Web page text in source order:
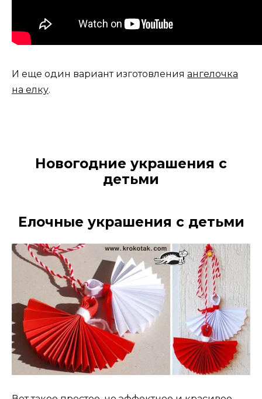
И еще один вариант изготовления ангелочка
на елку.
Новогодние украшения с
детьми
Елочные украшения с детьми